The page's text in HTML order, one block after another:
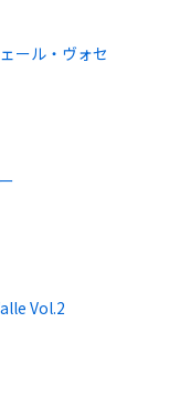
ール・ヴォセ
Vol.2